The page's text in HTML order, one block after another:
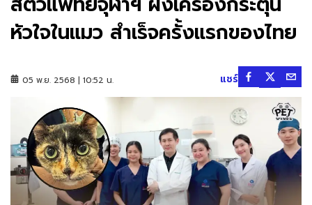
หัวใจในแมว สำเร็จครั้งแรกของไทย
05 พ.ย. 2568 | 10:52 น. แชร์